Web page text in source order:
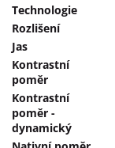
Technologie
Rozlišení
Jas
Kontrastní
poměr
Kontrastní
poměr -
dynamický